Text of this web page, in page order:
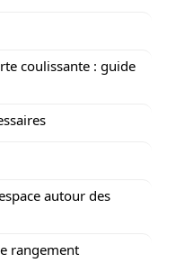
coulissante : guide
autour des
rangement